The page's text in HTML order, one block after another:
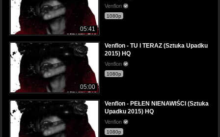
05:41
Venflon
1080p
05:00
Venflon - TU I TERAZ (Sztuka Upadku
2015) HQ
Venflon
1080p
Venflon - PEŁEN NIENAWIŚCI (Sztuka
Upadku 2015) HQ
Venflon
1080p